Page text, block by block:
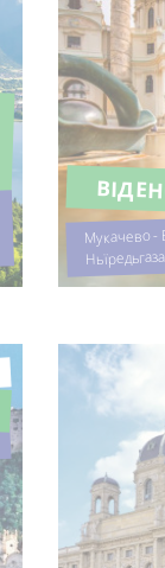
Мукачево -
Ньїредьгаза